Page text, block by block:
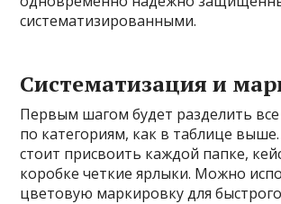
систематизированными.
Систематизация и
Первым шагом будет разделить
по категориям, как в таблице выше.
стоит присвоить каждой папке,
коробке четкие ярлыки. Можно
цветовую маркировку для